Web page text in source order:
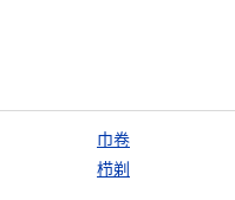
巾卷
栉剃